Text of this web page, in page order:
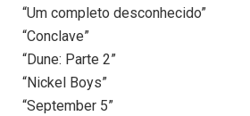
“Um completo desconhecido”
“Conclave”
“Dune: Parte 2”
“Nickel Boys”
“September 5”